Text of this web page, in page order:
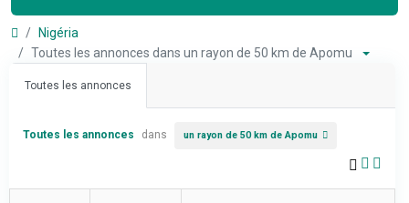
Nigéria
Toutes les annonces dans un rayon de 50 km de Apomu
Toutes les annonces
Toutes les annonces dans un rayon de 50 km de Apomu